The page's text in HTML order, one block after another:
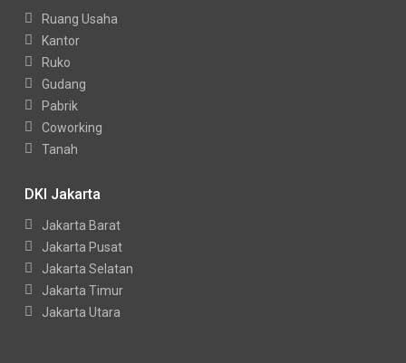
Ruang Usaha
Kantor
Ruko
Gudang
Pabrik
Coworking
Tanah
DKI Jakarta
Jakarta Barat
Jakarta Pusat
Jakarta Selatan
Jakarta Timur
Jakarta Utara